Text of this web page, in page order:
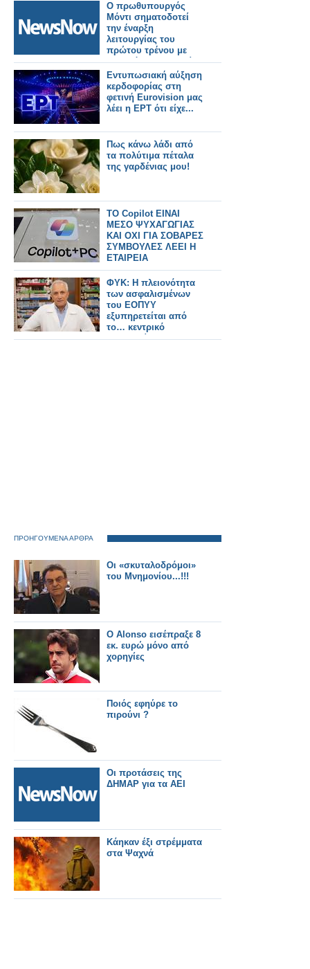
Ο πρωθυπουργός
Μόντι σηματοδοτεί
την έναρξη
λειτουργίας του
πρώτου τρένου με
υδρογόνο στην Ινδία,
αποκαλώντας το
επιτυχημένο
παράδειγμα της
καμπάνιας «Make in
India»
Εντυπωσιακή αύξηση
κερδοφορίας στη
φετινή Eurovision μας
λέει η ΕΡΤ ότι είχε...
Πως κάνω λάδι από
τα πολύτιμα πέταλα
της γαρδένιας μου!
TO Copilot ΕΙΝΑΙ
ΜΕΣΟ ΨΥΧΑΓΩΓΙΑΣ
ΚΑΙ ΟΧΙ ΓΙΑ ΣΟΒΑΡΕΣ
ΣΥΜΒΟΥΛΕΣ ΛΕΕΙ Η
ΕΤΑΙΡΕΙΑ
ΦΥΚ: Η πλειονότητα
των ασφαλισμένων
του ΕΟΠΥΥ
εξυπηρετείται από
το… κεντρικό
φαρμακείο του
ΠΡΟΗΓΟΥΜΕΝΑ ΑΡΘΡΑ
Οι «σκυταλοδρόμοι»
του Μνημονίου...!!!
Ο Alonso εισέπραξε 8
εκ. ευρώ μόνο από
χορηγίες
Ποιός εφηύρε το
πιρούνι ?
Οι προτάσεις της
ΔΗΜΑΡ για τα ΑΕΙ
Κάηκαν έξι στρέμματα
στα Ψαχνά